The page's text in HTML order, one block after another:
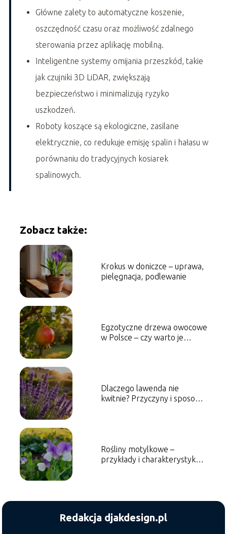
Główne zalety to automatyczne koszenie,
oszczędność czasu oraz możliwość zdalnego
sterowania przez aplikację mobilną.
Inteligentne systemy omijania przeszkód, takie
jak czujniki 3D LiDAR, zwiększają
bezpieczeństwo i minimalizują ryzyko
uszkodzeń.
Roboty koszące są ekologiczne, zasilane
elektrycznie, co redukuje emisję spalin i hałasu w
porównaniu do tradycyjnych kosiarek
spalinowych.
Zobacz także:
Krokus w doniczce – uprawa,
pielęgnacja, podlewanie
Egzotyczne drzewa owocowe
w Polsce – czy warto je
Dlaczego lawenda nie
kwitnie? Przyczyny i sposoby
Rośliny motylkowe –
przykłady i charakterystyka
Redakcja djakdesign.pl